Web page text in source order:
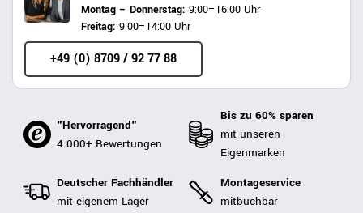
Montag – Donnerstag: 9:00–16:00 Uhr
Freitag: 9:00–14:00 Uhr
+49 (0) 8709 / 92 77 88
"Hervorragend"
4.000+ Bewertungen
Bis zu 60% sparen
mit unseren
Eigenmarken
Deutscher Fachhändler
mit eigenem Lager
Montageservice
mitbuchbar